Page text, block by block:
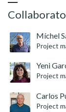
Míchel
Project
Yeni
Project
Carlos
Project